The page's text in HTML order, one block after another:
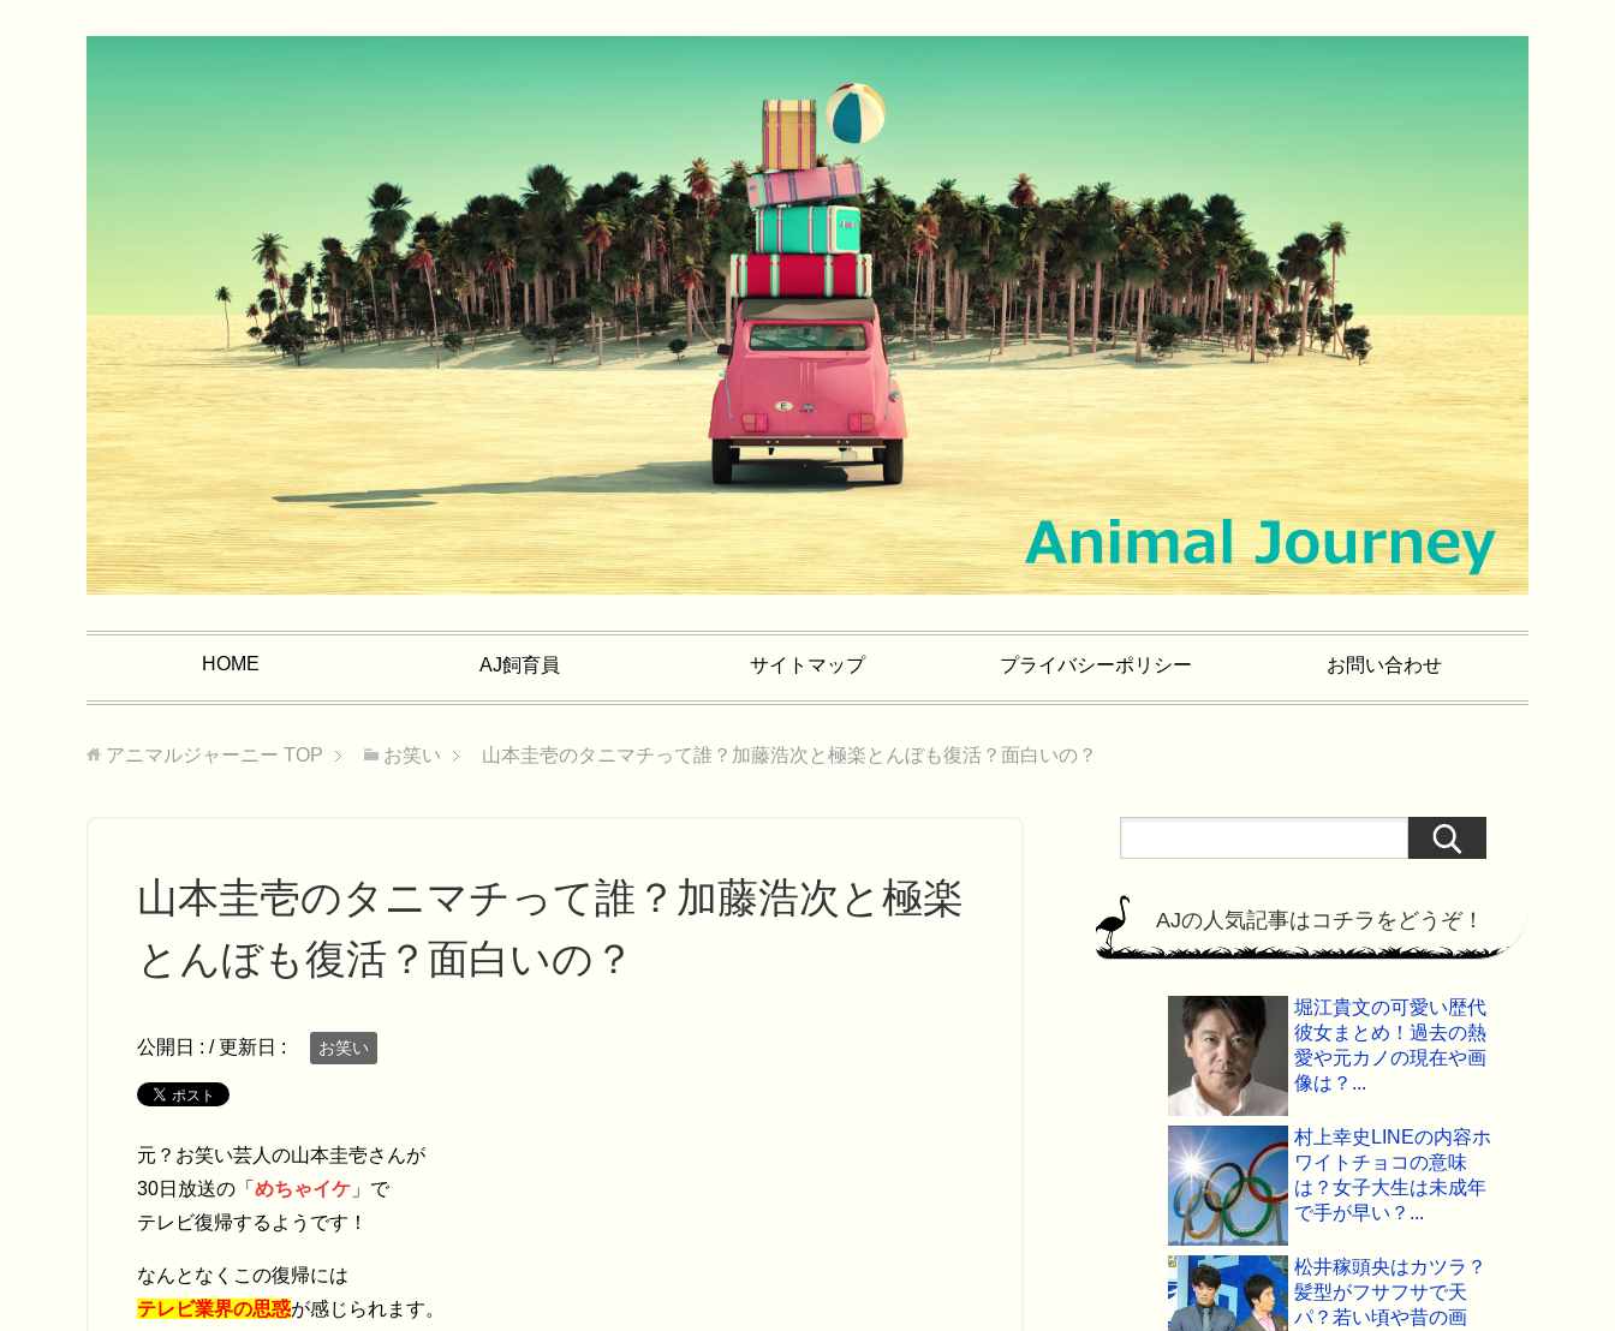
HOME AJ飼育員 サイトマップ プライバシーポリシー お問い合わせ
アニマルジャーニー TOP お笑い 山本圭壱のタニマチって誰？加藤浩次と極楽とんぼも復活？面白いの？
山本圭壱のタニマチって誰？加藤浩次と極楽
とんぼも復活？面白いの？
公開日 : / 更新日 : お笑い
元？お笑い芸人の山本圭壱さんが
30日放送の「 めちゃイケ 」で
テレビ復帰するようです！
なんとなくこの復帰には
テレビ業界の思惑が感じられます。
AJの人気記事はコチラをどうぞ！
堀江貴文の可愛い歴代
彼女まとめ！過去の熱
愛や元カノの現在や画
像は？...
村上幸史LINEの内容ホ
ワイトチョコの意味
は？女子大生は未成年
で手が早い？...
松井稼頭央はカツラ？
髪型がフサフサで天
パ？若い頃や昔の画